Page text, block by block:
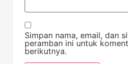
Simpan nama, email, dan
peramban ini untuk
berikutnya.